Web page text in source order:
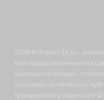
2026 © Import-bt.ru -
Вся представленная на
наличия на складе,
условиях не является
Гражданского кодекса РФ.